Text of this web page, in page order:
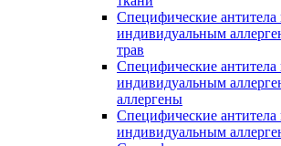
Специфические антитела
индивидуальным
трав
Специфические антитела
индивидуальным
аллергены
Специфические антитела
индивидуальным